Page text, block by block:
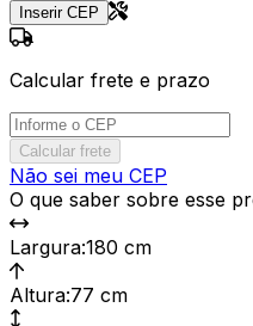
Inserir CEP
Calcular frete e prazo
Calcular frete
Não sei meu CEP
O que saber sobre esse
Largura:180 cm
Altura:77 cm